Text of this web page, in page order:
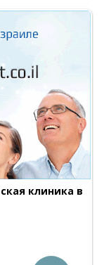
клиника в